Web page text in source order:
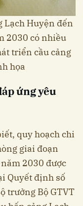
Lạch Huyện đến
2030 có nhiều
triển cầu cảng
họa
ứng yêu
quy hoạch chi
giai đoạn
2030 được
Quyết định số
trưởng Bộ GTVT